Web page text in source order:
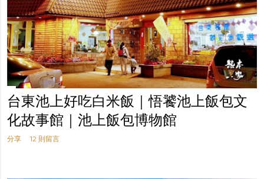
台東池上好吃白米飯｜悟饕池上飯包文
化故事館｜池上飯包博物館
分享 12 則留言